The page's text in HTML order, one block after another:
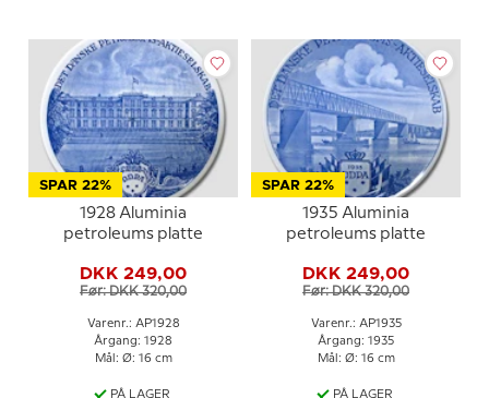
SPAR 22%
1928 Aluminia
petroleums platte
DKK 249,00
Før: DKK 320,00
Varenr.: AP1928
Årgang: 1928
Mål: Ø: 16 cm
PÅ LAGER
SPAR 22%
1935 Aluminia
petroleums platte
DKK 249,00
Før: DKK 320,00
Varenr.: AP1935
Årgang: 1935
Mål: Ø: 16 cm
PÅ LAGER